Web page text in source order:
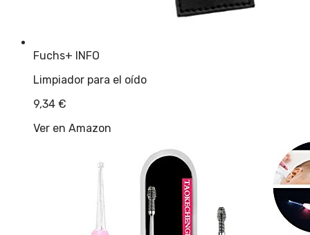
Fuchs+ INFO
Limpiador para el oído
9,34 €
Ver en Amazon